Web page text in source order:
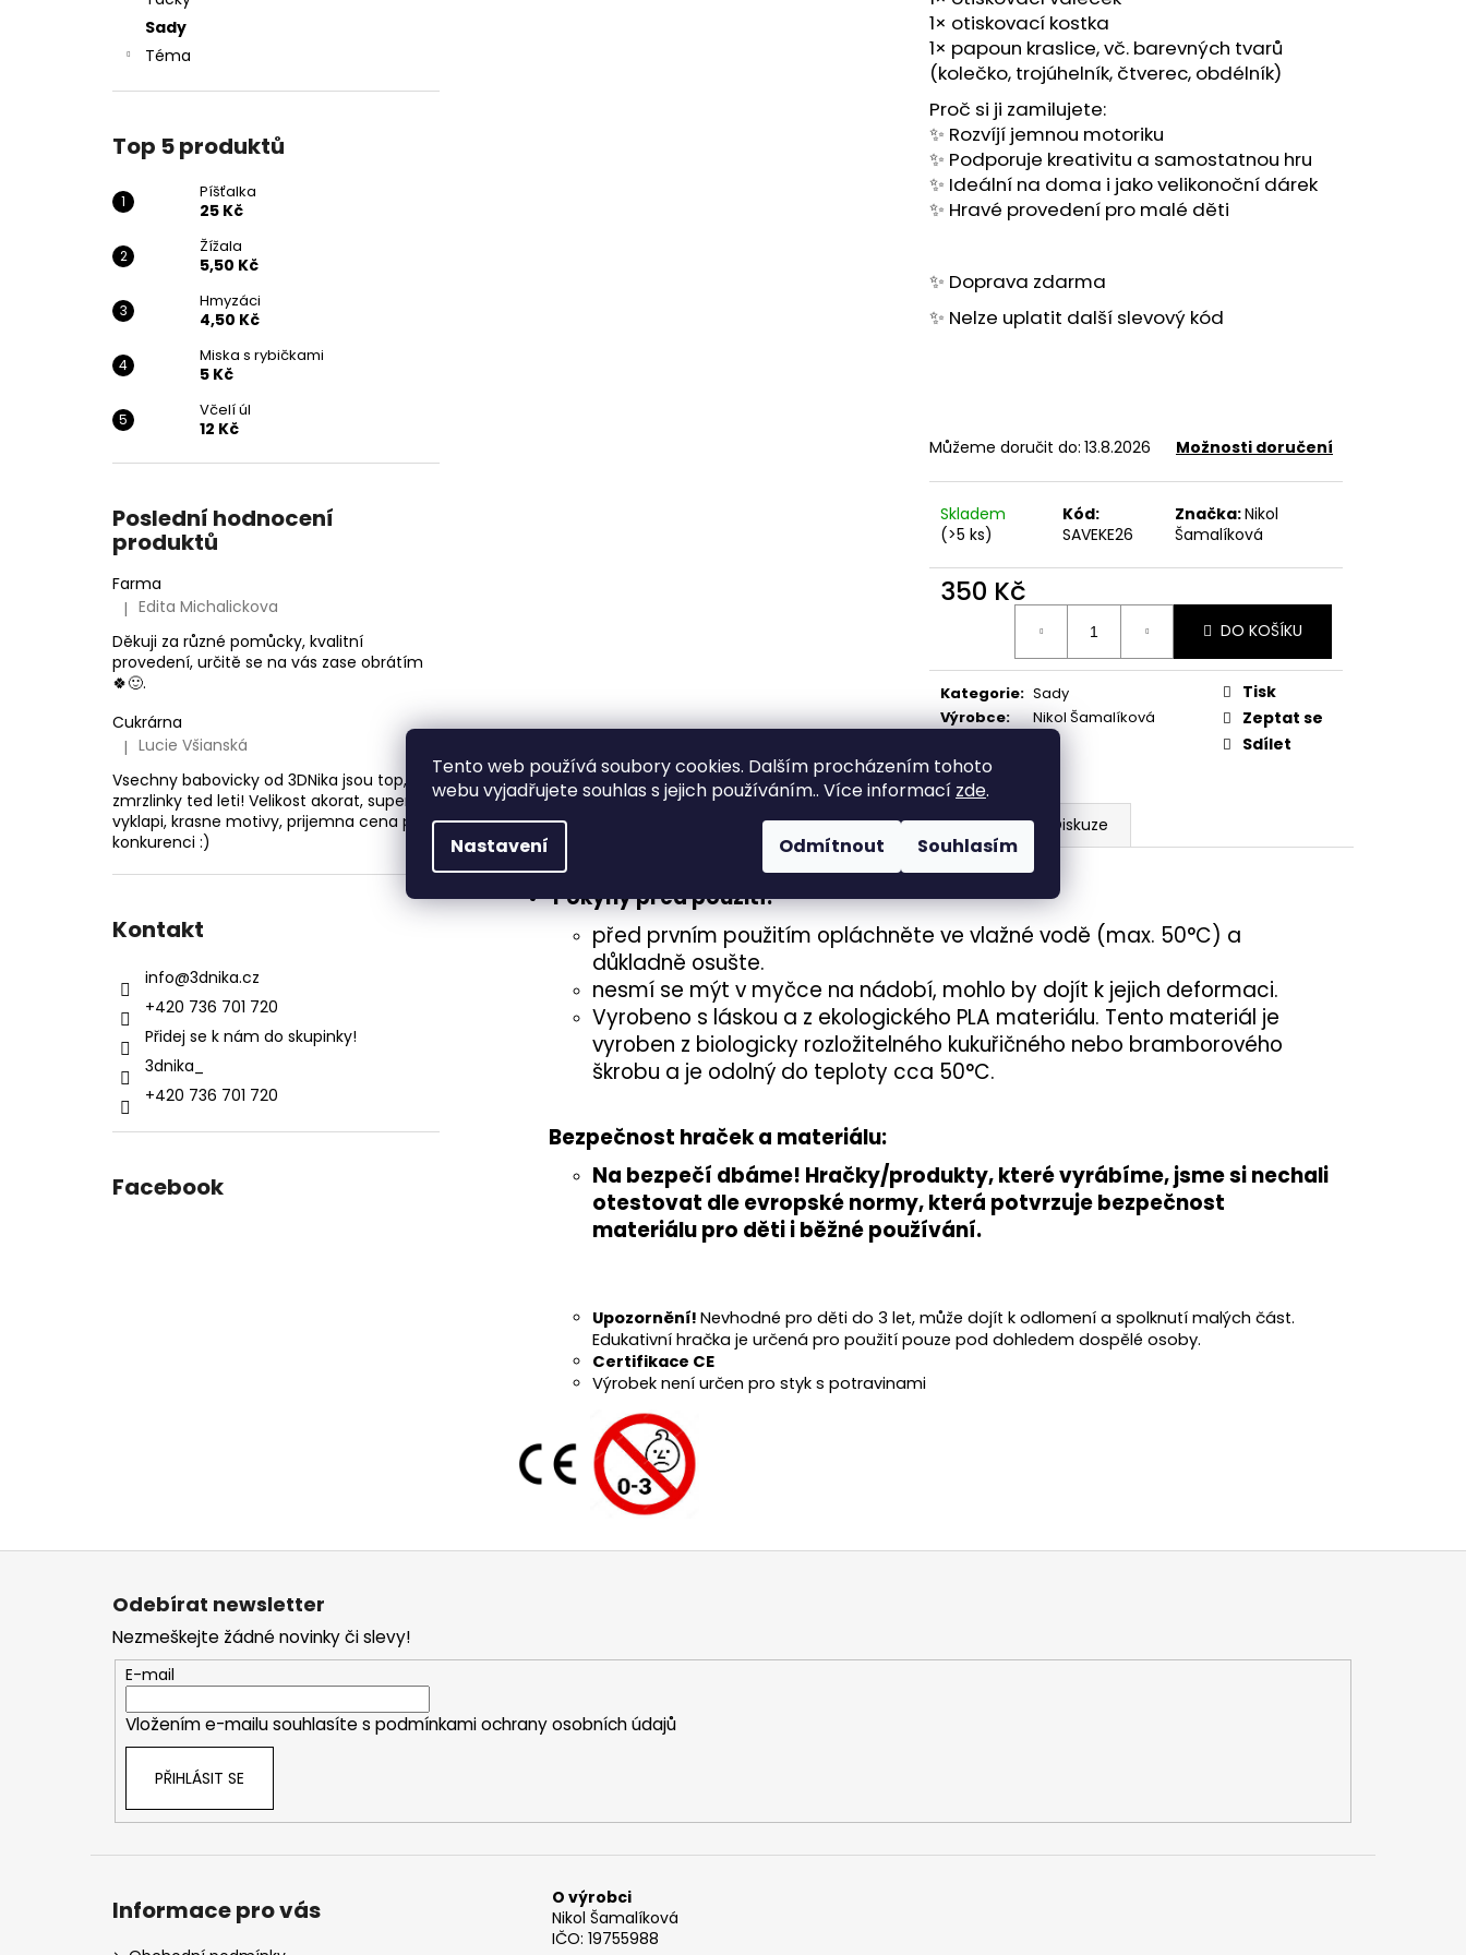
Tento web používá soubory cookies. Dalším procházením tohoto
webu vyjadřujete souhlas s jejich používáním.. Více informací zde.
Nastavení Odmítnout Souhlasím
Sady
Téma
Top 5 produktů
Píšťalka
25 Kč
Žížala
5,50 Kč
Hmyzáci
4,50 Kč
Miska s rybičkami
5 Kč
Včelí úl
12 Kč
Poslední hodnocení
produktů
Farma
Hodnocení produktu je 5 z 5 hvězdiček.
| Edita Michalickova
Děkuji za různé pomůcky, kvalitní
provedení, určitě se na vás zase obrátím
🍀🙂.
Cukrárna
Hodnocení produktu je 5 z 5 hvězdiček.
| Lucie Všianská
Vsechny babovicky od 3DNika jsou top, ale
zmrzlinky ted leti! Velikost akorat, super se
vyklapi, krasne motivy, prijemna cena proti
konkurenci :)
Kontakt
info@3dnika.cz
+420 736 701 720
Přidej se k nám do skupinky!
3dnika_
+420 736 701 720
Facebook
1× otiskovací kostka
1× papoun kraslice, vč. barevných tvarů
(kolečko, trojúhelník, čtverec, obdélník)
Proč si ji zamilujete:
✨ Rozvíjí jemnou motoriku
✨ Podporuje kreativitu a samostatnou hru
✨ Ideální na doma i jako velikonoční dárek
✨ Hravé provedení pro malé děti
✨ Doprava zdarma
✨ Nelze uplatit další slevový kód
Můžeme doručit do: 13.8.2026 Možnosti doručení
Skladem
(>5 ks)
Kód:
SAVEKE26
Značka:Nikol
Šamalíková
350 Kč
DO KOŠÍKU
Kategorie: Sady
Výrobce: Nikol Šamalíková
Tisk
Zeptat se
Sdílet
M
Popis Podobné (1) Hodnocení Diskuze
Pokyny před použití:
před prvním použitím opláchněte ve vlažné vodě (max. 50°C) a
důkladně osušte.
nesmí se mýt v myčce na nádobí, mohlo by dojít k jejich deformaci.
Vyrobeno s láskou a z ekologického PLA materiálu. Tento materiál je
vyroben z biologicky rozložitelného kukuřičného nebo bramborového
škrobu a je odolný do teploty cca 50°C.
Bezpečnost hraček a materiálu:
Na bezpečí dbáme! Hračky/produkty, které vyrábíme, jsme si nechali
otestovat dle evropské normy, která potvrzujebezpečnost
materiálu pro děti i běžné používání.
Upozornění! Nevhodné pro děti do 3 let, může dojít k odlomení a spolknutí malých část.
Edukativní hračka je určená pro použití pouze pod dohledem dospělé osoby.
Certifikace CE
Výrobek není určen pro styk s potravinami
25 Kč
Z
Odebírat newsletter
Nezmeškejte žádné novinky či slevy!
E-mail
Vložením e-mailu souhlasíte s podmínkami ochrany osobních údajů
PŘIHLÁSIT SE
Informace pro vás
O výrobci
Nikol Šamalíková
IČO: 19755988